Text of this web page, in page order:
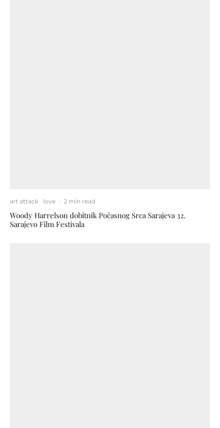
art attack love · 2 min read
Woody Harrelson dobitnik Počasnog Srca Sarajeva 32.
Sarajevo Film Festivala